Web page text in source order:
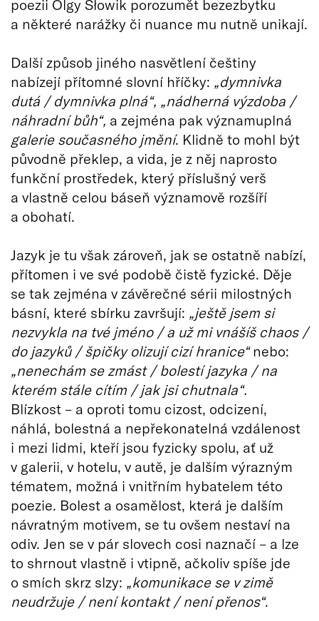
poezii Olgy Słowik porozumět bezezbytku
a některé narážky či nuance mu nutně unikají.
Další způsob jiného nasvětlení češtiny
nabízejí přítomné slovní hříčky: „dymnivka
dutá / dymnivka plná“, „nádherná výzdoba /
náhradní bůh“, a zejména pak významuplná
galerie současného jmění. Klidně to mohl být
původně překlep, a vida, je z něj naprosto
funkční prostředek, který příslušný verš
a vlastně celou báseň významově rozšíří
a obohatí.
Jazyk je tu však zároveň, jak se ostatně nabízí,
přítomen i ve své podobě čistě fyzické. Děje
se tak zejména v závěrečné sérii milostných
básní, které sbírku završují: „ještě jsem si
nezvykla na tvé jméno / a už mi vnášíš chaos /
do jazyků / špičky olizují cizí hranice“nebo:
„nenechám se zmást / bolestí jazyka / na
kterém stále cítím / jak jsi chutnala“.
Blízkost – a oproti tomu cizost, odcizení,
náhlá, bolestná a nepřekonatelná vzdálenost
i mezi lidmi, kteří jsou fyzicky spolu, ať už
v galerii, v hotelu, v autě, je dalším výrazným
tématem, možná i vnitřním hybatelem této
poezie. Bolest a osamělost, která je dalším
návratným motivem, se tu ovšem nestaví na
odiv. Jen se v pár slovech cosi naznačí – a lze
to shrnout vlastně i vtipně, ačkoliv spíše jde
o smích skrz slzy: „komunikace se v zimě
neudržuje / není kontakt / není přenos“.